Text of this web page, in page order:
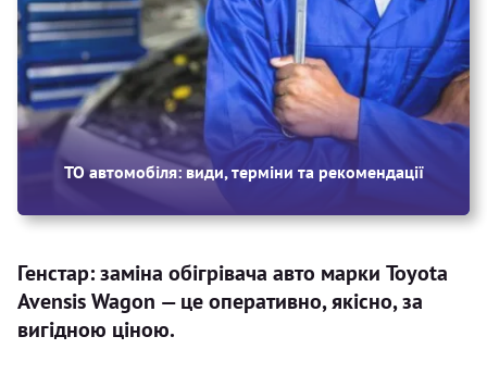
ТО автомобіля: види, терміни та рекомендації
Генстар: заміна обігрівача авто марки Toyota
Avensis Wagon — це оперативно, якісно, за
вигідною ціною.